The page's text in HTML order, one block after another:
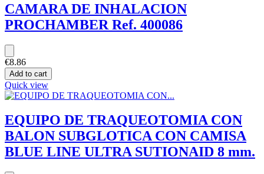
CAMARA DE INHALACION
PROCHAMBER Ref. 400086
€8.86
Add to cart
Quick view
EQUIPO DE TRAQUEOTOMIA CON
BALON SUBGLOTICA CON CAMISA
BLUE LINE ULTRA SUTIONAID 8 mm.